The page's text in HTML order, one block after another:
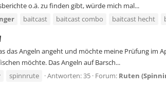
o.ä. zu finden gibt, würde mich mal...
baitcast baitcast combo baitcast hecht
das Angeln angeht und möchte meine Prüfung im
möchte. Das Angeln auf Barsch...
spinnrute Antworten: 35 Forum: Ruten